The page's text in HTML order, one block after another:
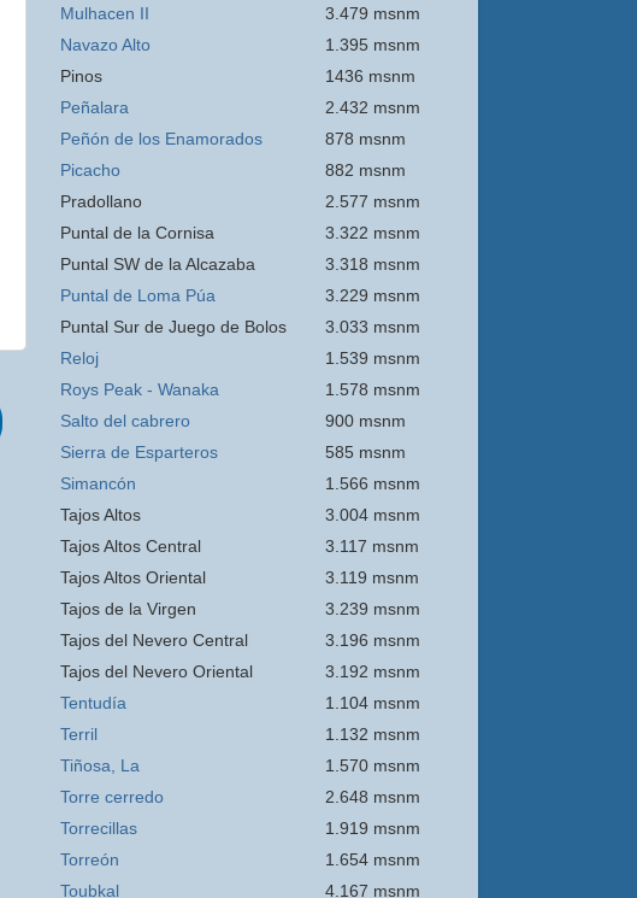
Mulhacen II
3.479 msnm
Navazo Alto
1.395 msnm
Pinos
1436 msnm
Peñalara
2.432 msnm
Peñón de los Enamorados
878 msnm
Picacho
882 msnm
Pradollano
2.577 msnm
Puntal de la Cornisa
3.322 msnm
Puntal SW de la Alcazaba
3.318 msnm
Puntal de Loma Púa
3.229 msnm
Puntal Sur de Juego de Bolos
3.033 msnm
Reloj
1.539 msnm
Roys Peak - Wanaka
1.578 msnm
Salto del cabrero
900 msnm
Sierra de Esparteros
585 msnm
Simancón
1.566 msnm
Tajos Altos
3.004 msnm
Tajos Altos Central
3.117 msnm
Tajos Altos Oriental
3.119 msnm
Tajos de la Virgen
3.239 msnm
Tajos del Nevero Central
3.196 msnm
Tajos del Nevero Oriental
3.192 msnm
Tentudía
1.104 msnm
Terril
1.132 msnm
Tiñosa, La
1.570 msnm
Torre cerredo
2.648 msnm
Torrecillas
1.919 msnm
Torreón
1.654 msnm
Toubkal
4.167 msnm